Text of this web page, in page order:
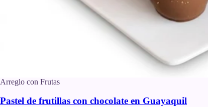
Arreglo con Frutas
Pastel de frutillas con chocolate en Guayaquil